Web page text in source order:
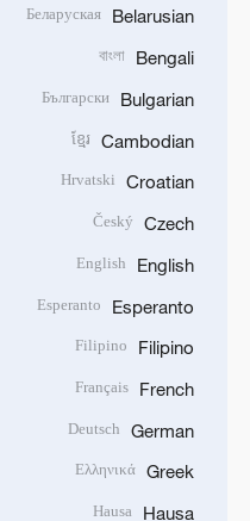
Belarusian
Беларуская
Bengali
বাংলা
Bulgarian
Български
Cambodian
ខ្មែរ
Croatian
Hrvatski
Czech
Český
English
English
Esperanto
Esperanto
Filipino
Filipino
French
Français
German
Deutsch
Greek
Ελληνικά
Hausa
Hausa